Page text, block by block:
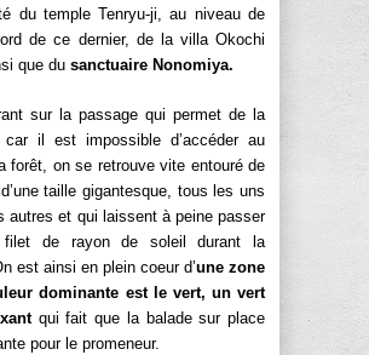
du temple Tenryu-ji, au niveau de
de ce dernier, de la villa Okochi
que du sanctuaire Nonomiya.
sur la passage qui permet de la
car il est impossible d’accéder au
forêt, on se retrouve vite entouré de
taille gigantesque, tous les uns
autres et qui laissent à peine passer
filet de rayon de soleil durant la
est ainsi en plein coeur d’une zone
dominante est le vert, un vert
qui fait que la balade sur place
pour le promeneur.